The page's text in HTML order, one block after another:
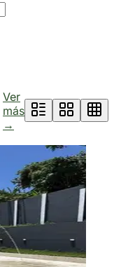
Ver
más
→